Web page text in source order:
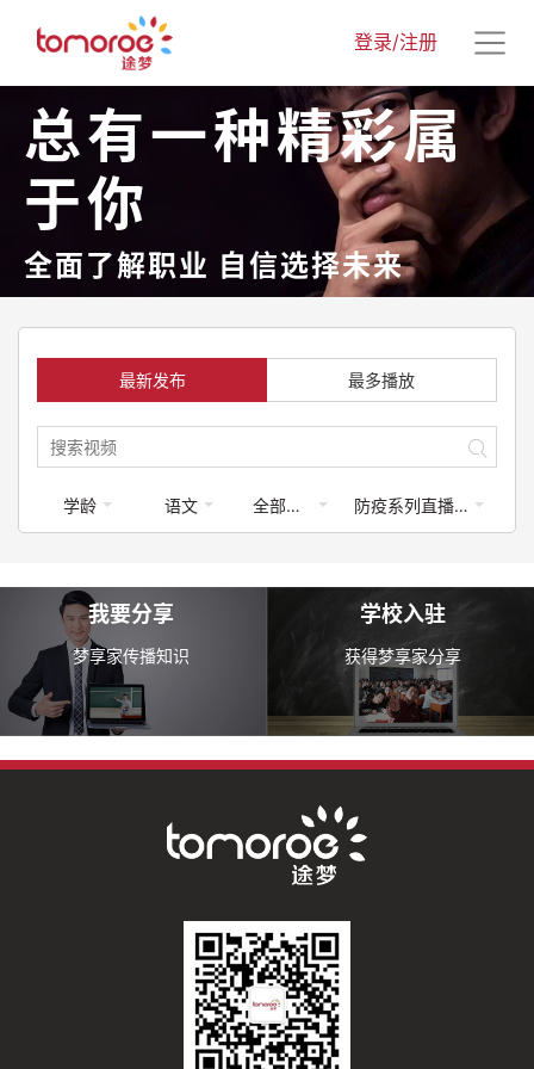
登录/注册
总有一种精彩属
于你
全面了解职业 自信选择未来
最新发布 最多播放
学龄 语文 全部梦享家 防疫系列直播课
我要分享
梦享家传播知识
学校入驻
获得梦享家分享